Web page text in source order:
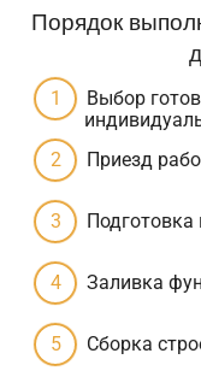
Порядок
Выбор
Приезд
Подготовка
Заливка
Сборка